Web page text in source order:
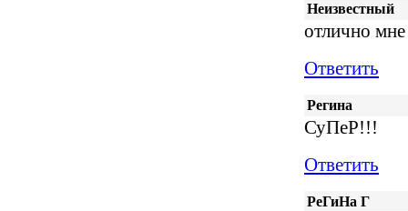
Неизвестный
отлично
Ответить
Регина
СуПеР!!!
Ответить
РеГиНа Г